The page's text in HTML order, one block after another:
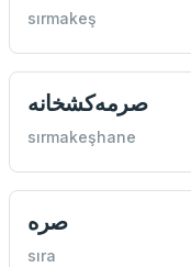
sırmakeş
صرمه‌كشخانه
sırmakeşhane
صره
sıra